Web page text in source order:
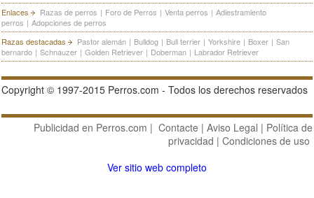
Enlaces Razas de perros | Foro de Perros | Venta perros | Adiestramiento
perros | Adopciones de perros
Razas destacadas
Pastor alemán | Bulldog | Bull terrier | Yorkshire | Boxer | San
bernardo | Schnauzer | Golden Retriever | Doberman | Labrador Retriever
Copyright © 1997-2015 Perros.com - Todos los derechos reservados
Publicidad en Perros.com | Contacte | Aviso Legal | Política de
privacidad | Condiciones de uso
Ver sitio web completo